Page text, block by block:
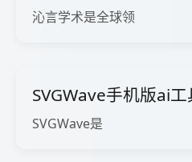
沁言学术是全球领
SVGWave手机版ai工
SVGWave是